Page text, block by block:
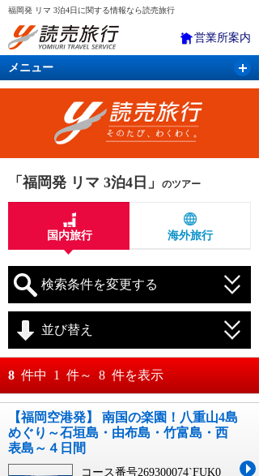
福岡発 リマ 3泊4日に関する情報なら読売旅行
営業所案内
メニュー
国内旅行 バスツアー 海外旅行
「福岡発 リマ 3泊4日」 のツアー
国内旅行 海外旅行
検索条件を変更する
月 日～
月
並び替え
おすすめ順
料金が安い順
料金が高い順
8 件中 1 件～ 8 件を表示
【福岡空港発】 南国の楽園！八重山4島
めぐり～石垣島・由布島・竹富島・西
表島～４日間
コース番号269300074`FUK0